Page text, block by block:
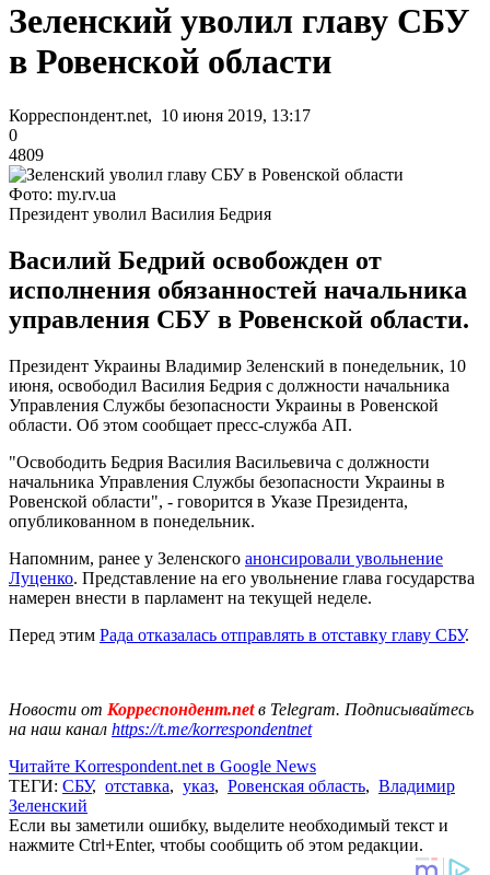
Зеленский уволил главу СБУ
в Ровенской области
Корреспондент.net, 10 июня 2019, 13:17
0
4809
Фото: my.rv.ua
Президент уволил Василия Бедрия
Василий Бедрий освобожден от
исполнения обязанностей начальника
управления СБУ в Ровенской области.
Президент Украины Владимир Зеленский в понедельник, 10
июня, освободил Василия Бедрия с должности начальника
Управления Службы безопасности Украины в Ровенской
области. Об этом сообщает пресс-служба АП.
"Освободить Бедрия Василия Васильевича с должности
начальника Управления Службы безопасности Украины в
Ровенской области", - говорится в Указе Президента,
опубликованном в понедельник.
Напомним, ранее у Зеленского анонсировали увольнение
Луценко. Представление на его увольнение глава государства
намерен внести в парламент на текущей неделе.
Перед этим Рада отказалась отправлять в отставку главу СБУ.
Новости от Корреспондент.netв Telegram. Подписывайтесь
на наш канал https://t.me/korrespondentnet
Читайте Korrespondent.net в Google News
ТЕГИ: СБУ, отставка, указ, Ровенская область, Владимир
Зеленский
Если вы заметили ошибку, выделите необходимый текст и
нажмите Ctrl+Enter, чтобы сообщить об этом редакции.